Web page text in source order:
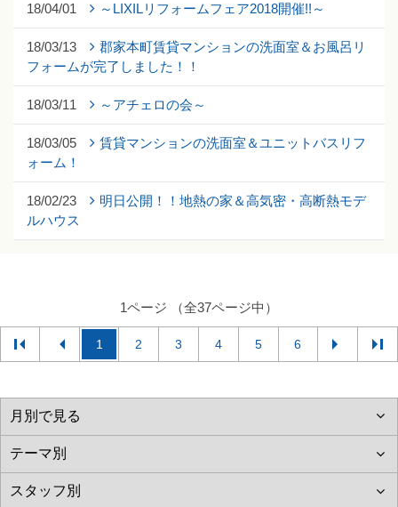
18/04/01 ～LIXILリフォームフェア2018開催!!～
18/03/13
郡家本町賃貸マンションの洗面室＆お風呂リ
フォームが完了しました！！
18/03/11 ～アチェロの会～
18/03/05
賃貸マンションの洗面室＆ユニットバスリフ
ォーム！
18/02/23
明日公開！！地熱の家＆高気密・高断熱モデ
ルハウス
1ページ （全37ページ中）
1 2 3 4 5 6